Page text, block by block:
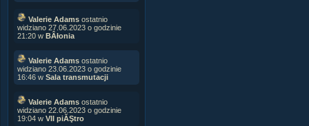
Valerie Adams ostatnio
widziano 27.06.2023 o godzinie
21:20 w BÂłonia
Valerie Adams ostatnio
widziano 23.06.2023 o godzinie
16:46 w Sala transmutacji
Valerie Adams ostatnio
widziano 22.06.2023 o godzinie
19:04 w VII piĂŞtro